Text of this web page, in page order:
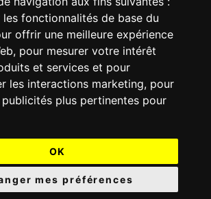
fonctionnalités de base du
offrir une meilleure expérience
, pour mesurer votre intérêt
et services et pour
les interactions marketing, pour
plus pertinentes pour
OK
mes préférences